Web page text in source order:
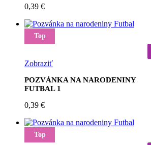
0,39 €
Top
Zobraziť
POZVÁNKA NA NARODENINY
FUTBAL 1
0,39 €
Top